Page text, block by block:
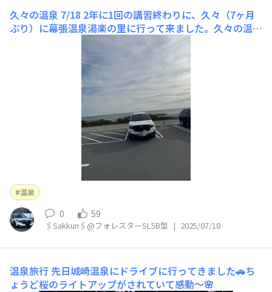
久々の温泉 7/18 2年に1回の講習終わりに、久々（7ヶ月
ぶり）に幕張温泉湯楽の里に行って来ました。久々の温泉
は気持ちよかったです^_^温泉後は季節のソフトクリーム
を。今の時期は桃🍑のようです。さっぱりしていて美味し
かったです😊季節のソフトクリーム（桃）帰りにも違う
角度で撮ってみました。自分的にはいい感じに撮
温泉
0 59
🖇️Sakkun🖇️@フォレスターSL5B型 | 2025/07/18
温泉旅行 先日城崎温泉にドライブに行ってきました🚗ち
ょうど桜のライトアップがされていて感動〜🌸